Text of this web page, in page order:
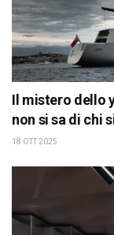
Il mistero dello
non si sa di chi
18 OTT 2025